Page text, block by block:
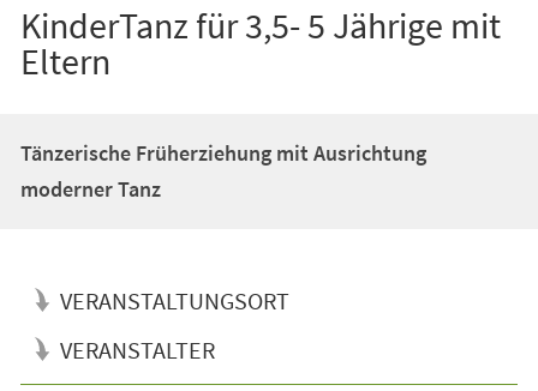
KinderTanz für 3,5- 5 Jährige mit
Eltern
Tänzerische Früherziehung mit Ausrichtung
moderner Tanz
VERANSTALTUNGSORT
VERANSTALTER